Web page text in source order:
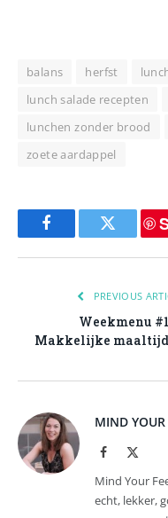
balans herfst
lunch salade recepten
lunchen zonder brood
zoete aardappel
FacebookTwitter
PREVIOUS
Weekmenu
Makkelijke
MIND YOUR
Facebook
Mind Your
echt, lekker,